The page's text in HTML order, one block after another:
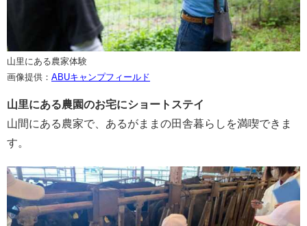
山里にある農家体験
画像提供： ABUキャンプフィールド
山里にある農園のお宅にショートステイ
山間にある農家で、あるがままの田舎暮らしを満喫できま
す。